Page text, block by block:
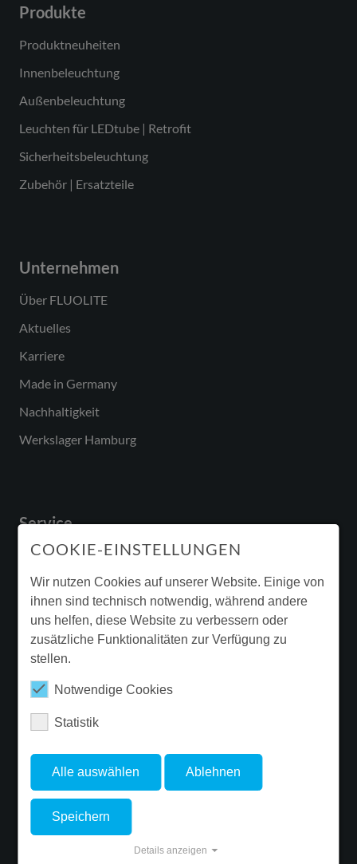
Produkte
Produktneuheiten
Innenbeleuchtung
Außenbeleuchtung
Leuchten für LEDtube | Retrofit
Sicherheitsbeleuchtung
Zubehör | Ersatzteile
Unternehmen
Über FLUOLITE
Aktuelles
Karriere
Made in Germany
Nachhaltigkeit
Werkslager Hamburg
Service
Downloads & Broschüren
Garantie
Beleuchtungssanierung
Ergänzende Produktinformationen
Newsletter
FOLGE FLUOLITE
© Copyright 2026 FLUOLITE Licht & Leuchten GmbH & Co. KG. - Site
COOKIE-EINSTELLUNGEN
Wir nutzen Cookies auf unserer Website. Einige von
ihnen sind technisch notwendig, während andere
uns helfen, diese Website zu verbessern oder
zusätzliche Funktionalitäten zur Verfügung zu
stellen.
Notwendige Cookies
Statistik
Alle auswählen Ablehnen
Speichern
Details anzeigen